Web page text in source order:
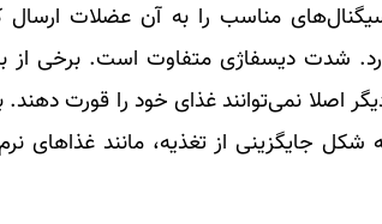
مناسب را به آن عضلات ارسال
شدت دیسفاژی متفاوت است. برخی از
اصلا نمی‌توانند غذای خود را قورت
جایگزینی از تغذیه، مانند غذاهای نرم